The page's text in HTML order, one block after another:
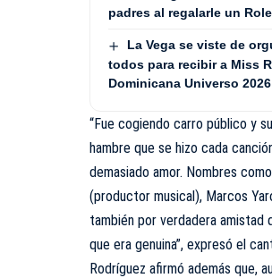
padres al regalarle un
La Vega se viste de
todos para recibir a Miss
Dominicana Universo 2026
“Fue cogiendo carro público y
hambre que se hizo cada
demasiado amor. Nombres
(productor musical), Marcos
también por verdadera amistad
que era genuina”, expresó el
Rodríguez afirmó además que,